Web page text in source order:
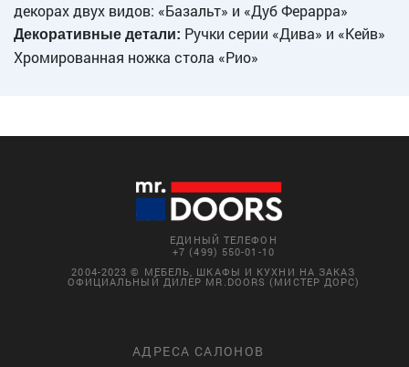
декорах двух видов: «Базальт» и «Дуб Ферарра»
Декоративные детали: Ручки серии «Дива» и «Кейв»
Хромированная ножка стола «Рио»
ЕДИНЫЙ ТЕЛЕФОН
+7 (499) 550-01-10
2004-2023 © МЕБЕЛЬ, ШКАФЫ И КУХНИ НА ЗАКАЗ
ОФИЦИАЛЬНЫЙ ДИЛЕР MR.DOORS (МИСТЕР ДОРС)
АДРЕСА САЛОНОВ